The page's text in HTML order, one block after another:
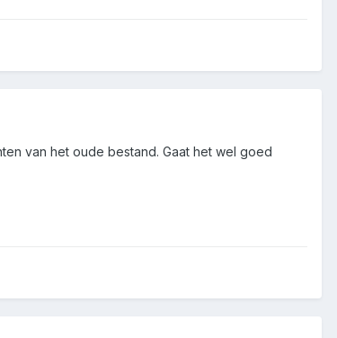
van het oude bestand. Gaat het wel goed